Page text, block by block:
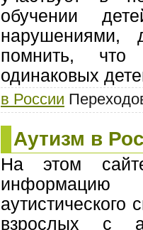
обучении
нарушениями,
помнить,
одинаковых
в России
Аутизм в
На этом
информацию
аутистического
взрослых с